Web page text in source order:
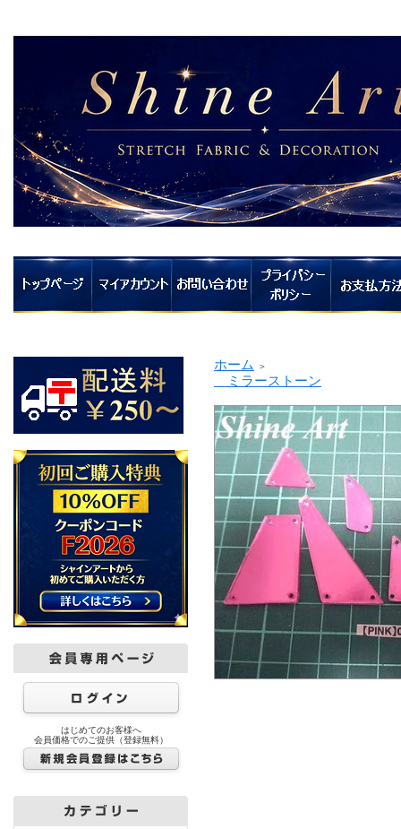
はじめてのお客様へ
会員価格でのご提供（登録無料）
ホーム ＞
ミラーストーン